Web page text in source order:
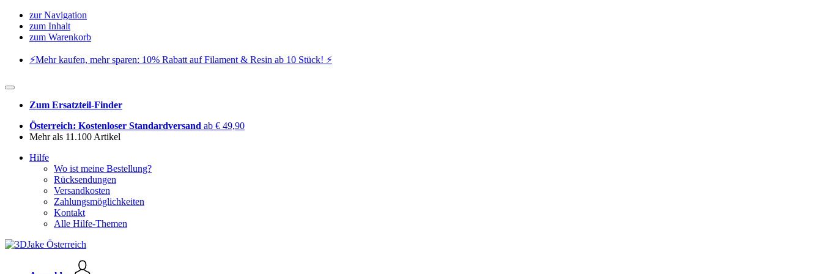
zur Navigation
zum Inhalt
zum Warenkorb
⚡️Mehr kaufen, mehr sparen: 10% Rabatt auf Filament & Resin ab 10 Stück! ⚡️
Zum Ersatzteil-Finder
Österreich: Kostenloser Standardversand ab € 49,90
Mehr als 11.100 Artikel
Hilfe
Wo ist meine Bestellung?
Rücksendungen
Versandkosten
Zahlungsmöglichkeiten
Kontakt
Alle Hilfe-Themen